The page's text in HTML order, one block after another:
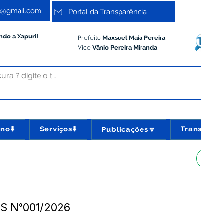
Portal da Transparência
a Xapuri! Prefeito Maxsuel Maia Pereira
Vice Vânio Pereira Miranda
Serviços⬇️ Publicações🔽
N°001/2026